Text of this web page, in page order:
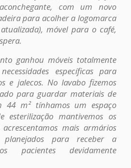
com um novo
para acolher a logomarca
móvel para o café,
ganhou móveis totalmente
específicas para
e jalecos. No lavabo fizemos
para guardar materiais de
44 m² tínhamos um espaço
esterilização mantivemos os
mais armários
para receber a
pacientes devidamente